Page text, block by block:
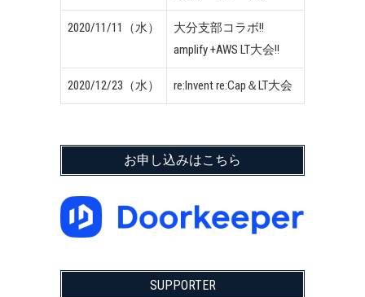
2020/11/11（水）
大分支部コラボ!!
amplify +AWS LT大会!!
2020/12/23（水） re:Invent re:Cap＆LT大会
お申し込みはこちら
SUPPORTER